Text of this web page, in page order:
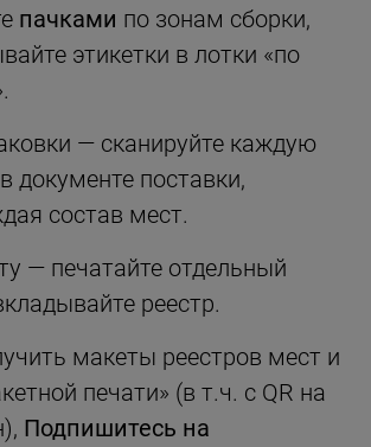
пачками по зонам сборки,
этикетки в лотки «по
— сканируйте каждую
документе поставки,
состав мест.
— печатайте отдельный
реестр.
макеты реестров мест и
печати» (в т.ч. с QR на
Подпишитесь на